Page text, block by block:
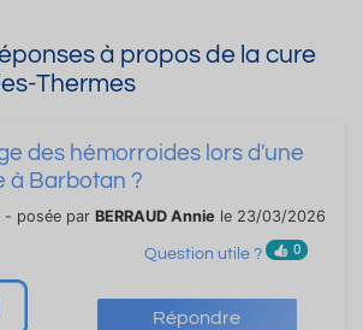
à propos de la cure
Thermes
Répondre
des hémorroides lors d'une
à Barbotan ?
- posée par BERRAUD Annie le 23/03/2026
Question utile ? 0